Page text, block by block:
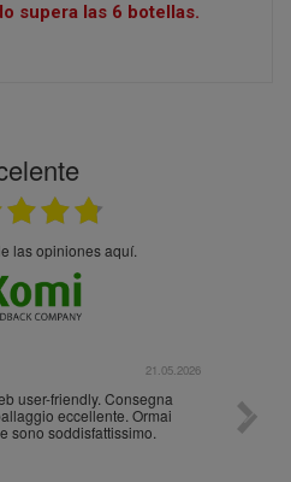
supera las 6 botellas.
las opiniones aquí.
21.05.2026
user-friendly. Consegna
eccellente. Ormai
sono soddisfattissimo.
10/10